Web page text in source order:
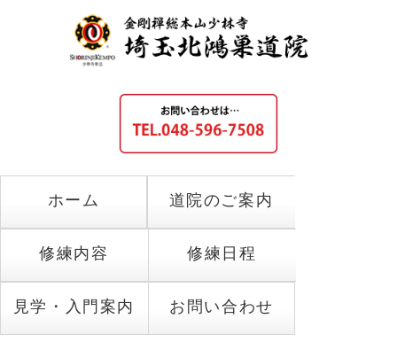
ホーム 道院のご案内
修練内容 修練日程
見学・入門案内 お問い合わせ